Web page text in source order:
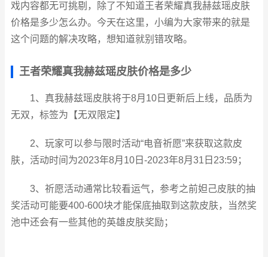
戏内容都无可挑剔，除了不知道王者荣耀真我赫兹瑶皮肤
价格是多少怎么办。今天在这里，小编为大家带来的就是
这个问题的解决攻略，想知道就别错攻略。
王者荣耀真我赫兹瑶皮肤价格是多少
1、真我赫兹瑶皮肤将于8月10日更新后上线，品质为
无双，标签为【无双限定】
2、玩家可以参与限时活动“电音祈愿”来获取这款皮
肤，活动时间为2023年8月10日-2023年8月31日23:59；
3、祈愿活动通常比较看运气，参考之前妲己皮肤的抽
奖活动可能要400-600块才能保底抽取到这款皮肤，当然奖
池中还会有一些其他的英雄皮肤奖励；